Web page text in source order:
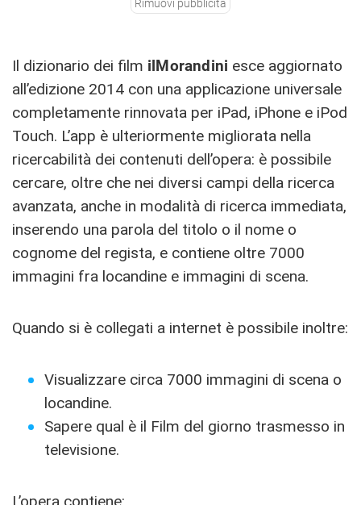
Rimuovi pubblicità
Il dizionario dei film ilMorandini esce aggiornato
all’edizione 2014 con una applicazione universale
completamente rinnovata per iPad, iPhone e iPod
Touch. L’app è ulteriormente migliorata nella
ricercabilità dei contenuti dell’opera: è possibile
cercare, oltre che nei diversi campi della ricerca
avanzata, anche in modalità di ricerca immediata,
inserendo una parola del titolo o il nome o
cognome del regista, e contiene oltre 7000
immagini fra locandine e immagini di scena.
Quando si è collegati a internet è possibile inoltre:
Visualizzare circa 7000 immagini di scena o
locandine.
Sapere qual è il Film del giorno trasmesso in
televisione.